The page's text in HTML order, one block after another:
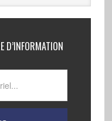
D’INFORMATION